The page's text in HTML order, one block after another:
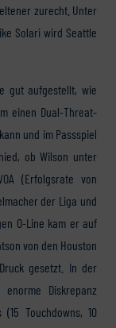
zurecht. Unter
Solari wird Seattle
gut aufgestellt, wie
einen Dual-Threat-
und im Passspiel
ob Wilson unter
(Erfolgsrate von
der Liga und
O-Line kam er auf
von den Houston
gesetzt. In der
Diskrepanz
Touchdowns, 10